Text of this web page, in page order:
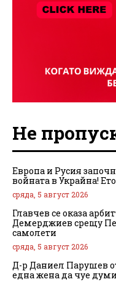
Не
Европа и Русия
войната в Украйна!
сряда, 5 август 2026
Главчев се оказа
Демерджиев срещу
самолети
сряда, 5 август 2026
Д-р Даниел Парушев
една жена да чуе